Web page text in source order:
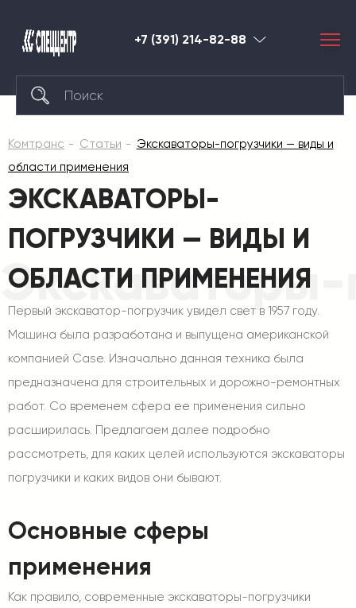
+7 (391) 214-82-88 Красноярск
Комтранс Статьи
Экскаваторы-погрузчики — виды и
области применения
ЭКСКАВАТОРЫ-
ПОГРУЗЧИКИ — ВИДЫ И
ОБЛАСТИ ПРИМЕНЕНИЯ
Первый экскаватор-погрузчик увидел свет в 1957 году.
Машина была разработана и выпущена американской
компанией Case. Изначально данная техника была
предназначена для строительных и дорожно-ремонтных
работ. Со временем сфера ее применения сильно
расширилась. Предлагаем далее подробно
рассмотреть, для каких целей используются экскаваторы
погрузчики и каких видов они бывают.
Основные сферы
применения
Как правило, современные экскаваторы-погрузчики